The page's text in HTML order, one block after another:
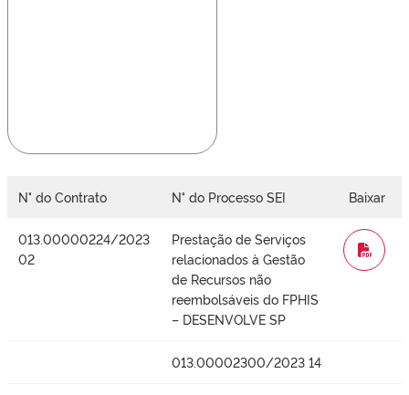
N° do Contrato N° do Processo SEI Baixar
013.00000224/2023
02
Prestação de Serviços
relacionados à Gestão
de Recursos não
reembolsáveis do FPHIS
– DESENVOLVE SP
WORD
013.00002300/2023 14